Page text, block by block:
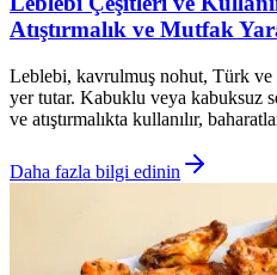
Atıştırmalık ve Mutfak
Leblebi, kavrulmuş nohut, Türk
yer tutar. Kabuklu veya kabuksuz
ve atıştırmalıkta kullanılır,
Daha fazla bilgi edinin